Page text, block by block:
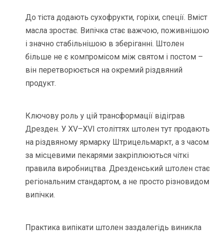
До тіста додають сухофрукти, горіхи, спеції. Вміст
масла зростає. Випічка стає важчою, поживнішою
і значно стабільнішою в зберіганні. Штолен
більше не є компромісом між святом і постом –
він перетворюється на окремий різдвяний
продукт.
Ключову роль у цій трансформації відіграв
Дрезден. У XV–XVI століттях штолен тут продають
на різдвяному ярмарку Штрицельмаркт, а з часом
за місцевими пекарями закріплюються чіткі
правила виробництва. Дрезденський штолен стає
регіональним стандартом, а не просто різновидом
випічки.
Практика випікати штолен заздалегідь виникла